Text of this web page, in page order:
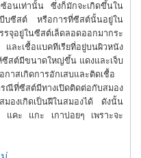
ซ้อนเท่านั้น ซึ่งก็มักจะเกิดขึ้นใน
บซีสต์ หรือการที่ซีสต์นั้นอยู่ใน
จุอยู่ในซีสต์เล็ดลอดออกมากระ
ะเชื้อแบคทีเรียที่อยู่บนผิวหนัง
ซีสต์มีขนาดใหญ่ขึ้น แดงและเจ็บ
าสเกิดการอักเสบและติดเชื้อ
ที่ซีสต์มีทางเปิดติดต่อกับสมอง
มองเกิดเป็นฝีในสมองได้ ดังนั้น
แคะ แกะ เกาบ่อยๆ เพราะจะ